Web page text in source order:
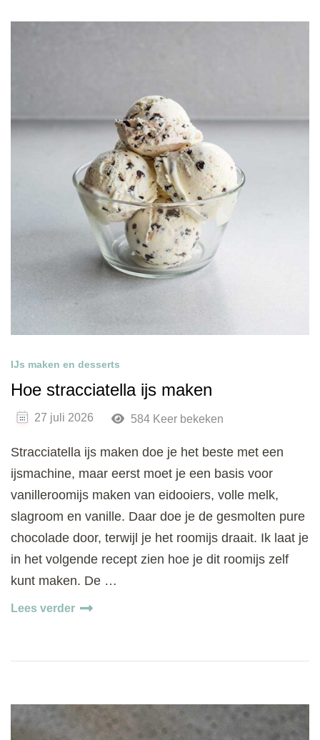
IJs maken en desserts
Hoe stracciatella ijs maken
27 juli 2026 584 Keer bekeken
Stracciatella ijs maken doe je het beste met een
ijsmachine, maar eerst moet je een basis voor
vanilleroomijs maken van eidooiers, volle melk,
slagroom en vanille. Daar doe je de gesmolten pure
chocolade door, terwijl je het roomijs draait. Ik laat je
in het volgende recept zien hoe je dit roomijs zelf
kunt maken. De …
Lees verder